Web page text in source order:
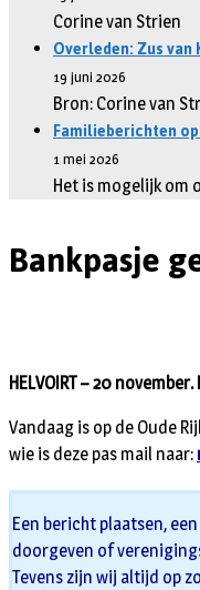
Corine van Strien
Overleden: Zus
19 juni 2026
Bron: Corine van
Familieberichten
1 mei 2026
Het is mogelijk om
Bankpasje
HELVOIRT – 20
Vandaag is op de Oude
wie is deze pas mail naar:
Een bericht plaatsen,
doorgeven of
Tevens zijn wij altijd op